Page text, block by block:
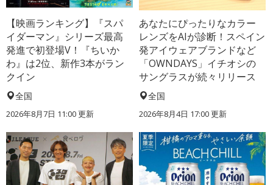
【映画ランキング】『スパ
イダーマン』シリーズ最高
発進で初登場V！『ちいか
わ』は2位、新作3本がラン
クイン
全国
2026年8月7日 11:00更新
あなたにぴったりなカラー
レンズをAIが診断！スペイン
発アイウェアブランドなど
「OWNDAYS」イチオシの
サングラスが続々リリース
全国
2026年8月4日 17:00更新